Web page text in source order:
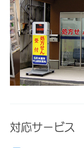
対応サービス